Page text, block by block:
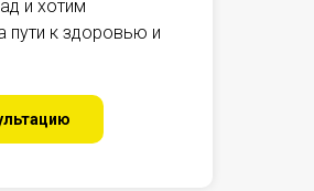
психологическую
— не
и хотим
пути к здоровью и